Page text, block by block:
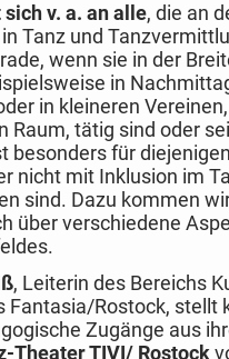
v. a. an alle, die an
Tanz und
wenn sie in der
in
in kleineren
Raum, tätig sind oder
besonders für
nicht mit Inklusion im
sind. Dazu kommen
über verschiedene
, Leiterin des Bereichs
Fantasia/Rostock, stellt
Zugänge aus
Theater TIVI/ Rostock